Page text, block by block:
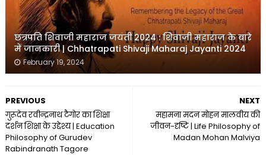
छत्रपति शिवाजी महाराज जयंती 2024 : शिवाजी महाराज के बारे
में जानकारी | Chhatrapati Shivaji Maharaj Jayanti 2024
February 19, 2024
NEXT
महामना मदन मोहन मालवीय की
जीवन-दृष्टि | Life Philosophy of
Madan Mohan Malviya
PREVIOUS
गुरूदेव रवीन्द्रनाथ टैगोर का शिक्षा
दर्शन शिक्षा के उद्देश्य | Education
Philosophy of Gurudev
Rabindranath Tagore